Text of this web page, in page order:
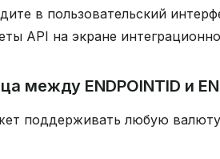
в пользовательский
API на экране
между ENDPOINTID и
поддерживать любую